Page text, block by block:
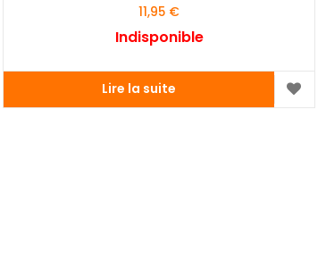
11,95 €
Indisponible
Lire la suite